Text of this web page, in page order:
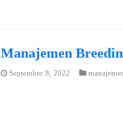
Manajemen
September 8, 2022